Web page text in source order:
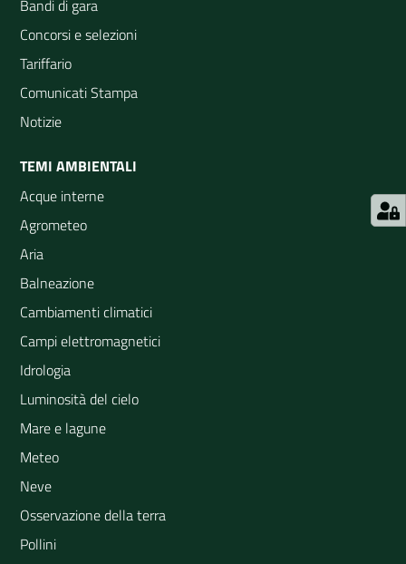
Bandi di gara
Concorsi e selezioni
Tariffario
Comunicati Stampa
Notizie
TEMI AMBIENTALI
Acque interne
Agrometeo
Aria
Balneazione
Cambiamenti climatici
Campi elettromagnetici
Idrologia
Luminosità del cielo
Mare e lagune
Meteo
Neve
Osservazione della terra
Pollini